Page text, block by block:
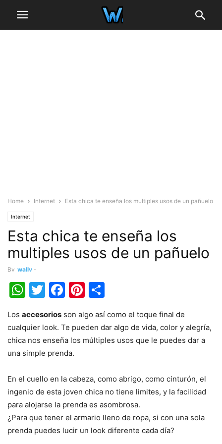
Home Internet Esta chica te enseña los multiples usos de un pañuelo
Internet
Esta chica te enseña los
multiples usos de un pañuelo
By wally -
WhatsApp
Twitter
Facebook
Pinterest
Los accesorios son algo así como el toque final de
cualquier look. Te pueden dar algo de vida, color y alegría,
chica nos enseña los múltiples usos que le puedes dar a
una simple prenda.
En el cuello en la cabeza, como abrigo, como cinturón, el
ingenio de esta joven chica no tiene limites, y la facilidad
para alojarse la prenda es asombrosa.
¿Para que tener el armario lleno de ropa, si con una sola
prenda puedes lucir un look diferente cada día?